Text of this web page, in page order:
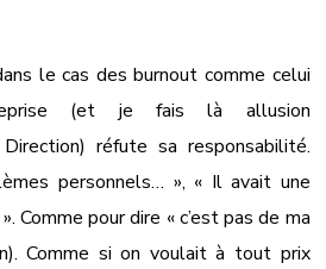
le cas des burnout comme celui
(et je fais là allusion
réfute sa responsabilité.
personnels… », « Il avait une
Comme pour dire « c’est pas de ma
Comme si on voulait à tout prix